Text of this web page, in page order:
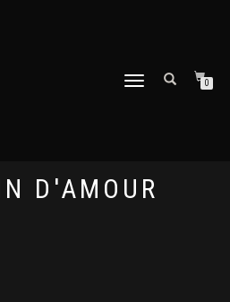
DÉPLIER
0
D'AMOUR